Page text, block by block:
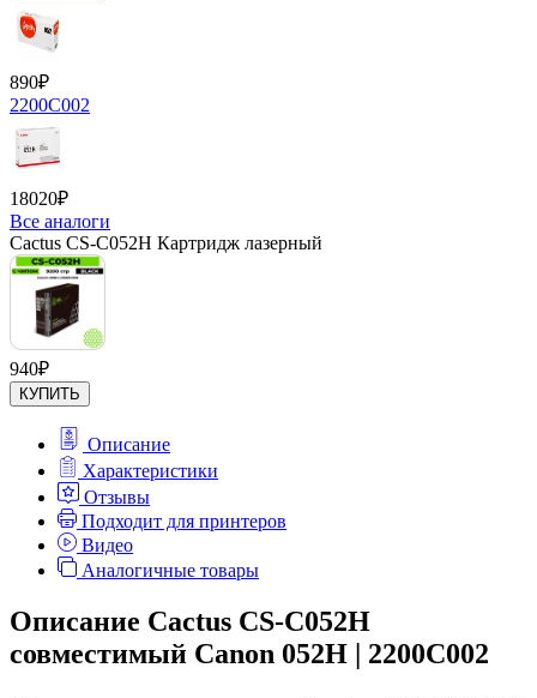
890₽
2200C002
18020₽
Все аналоги
Cactus CS-C052H Картридж лазерный
940₽
КУПИТЬ
Описание
Характеристики
Отзывы
Подходит для принтеров
Видео
Аналогичные товары
Описание Cactus CS-C052H
совместимый Canon 052H | 2200C002